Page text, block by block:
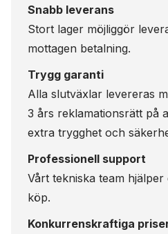
Snabb leverans
Stort lager möjliggör
mottagen betalning.
Trygg garanti
Alla slutväxlar levereras
3 års reklamationsrätt på
extra trygghet och
Professionell support
Vårt tekniska team
köp.
Konkurrenskraftiga